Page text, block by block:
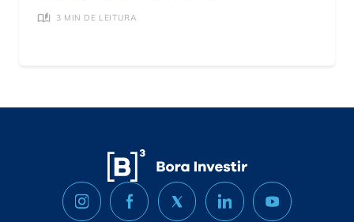
3 MIN DE LEITURA